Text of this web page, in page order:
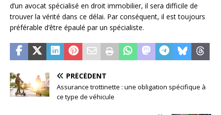
d’un avocat spécialisé en droit immobilier, il sera difficile de
trouver la vérité dans ce délai. Par conséquent, il est toujours
préférable d’être épaulé par un spécialiste.
PRÉCÉDENT
Assurance trottinette : une obligation spécifique à
ce type de véhicule